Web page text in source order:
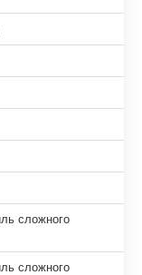
сложного
сложного